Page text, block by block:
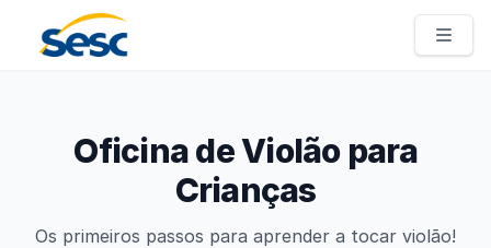
Sesc Pernambuco
Oficina de Violão para
Crianças
Os primeiros passos para aprender a tocar violão!